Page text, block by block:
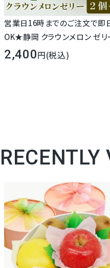
営業日16時までのご注文で即
OK★静岡 クラウンメロン ゼリ
ト 2個セット (透明パック入り)
2,400 (税込)
RECENTLY